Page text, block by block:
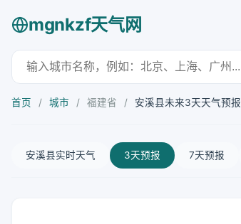
mgnkzf天气网
首页 / 城市 / 福建省 / 安溪县未来3天天气预报
安溪县实时天气 3天预报 7天预报